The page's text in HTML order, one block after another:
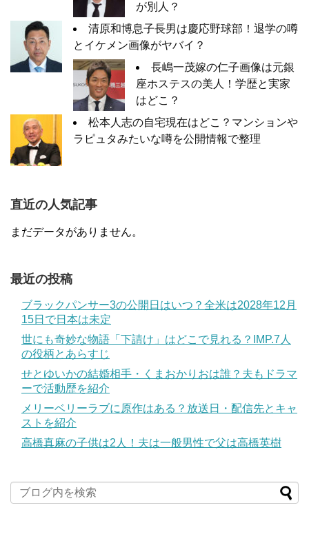
が別人？
清原和博息子長男は慶応野球部！退学の噂
とイケメン画像がヤバイ？
長嶋一茂嫁の仁子画像は元銀
座ホステスの美人！学歴と実家
はどこ？
松本人志の自宅現在はどこ？マンションや
ラピュタみたいな噂を公開情報で整理
直近の人気記事
まだデータがありません。
最近の投稿
ブラックパンサー3の公開日はいつ？全米は2028年12月
15日で日本は未定
世にも奇妙な物語「下請け」はどこで見れる？IMP.7人
の役柄とあらすじ
せとゆいかの結婚相手・くまおかりおは誰？夫もドラマ
ーで活動歴を紹介
メリーベリーラブに原作はある？放送日・配信先とキャ
ストを紹介
高橋真麻の子供は2人！夫は一般男性で父は高橋英樹